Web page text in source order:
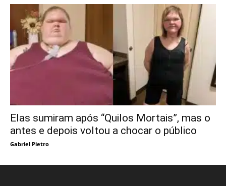
Elas sumiram após “Quilos Mortais”, mas o
antes e depois voltou a chocar o público
Gabriel Pietro